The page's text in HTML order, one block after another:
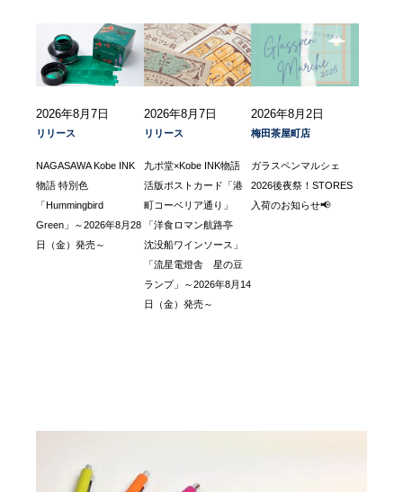
2026年8月7日
リリース
NAGASAWA Kobe INK
物語 特別色
「Hummingbird
Green」～2026年8月28
日（金）発売～
2026年8月7日
リリース
九ポ堂×Kobe INK物語
活版ポストカード「港
町コーベリア通り」
「洋食ロマン航路亭
沈没船ワインソース」
「流星電燈舎 星の豆
ランプ」～2026年8月14
日（金）発売～
2026年8月2日
梅田茶屋町店
ガラスペンマルシェ
2026後夜祭！STORES
入荷のお知らせ📢